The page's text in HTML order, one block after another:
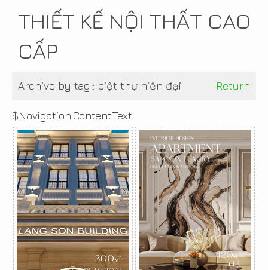
THIẾT KẾ NỘI THẤT CAO
CẤP
Archive by tag : biệt thự hiện đại Return
$Navigation.ContentText